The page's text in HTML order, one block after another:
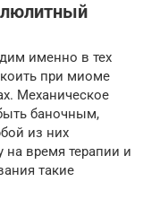
именно в тех
при миоме
Механическое
баночным,
из них
на время терапии и
такие